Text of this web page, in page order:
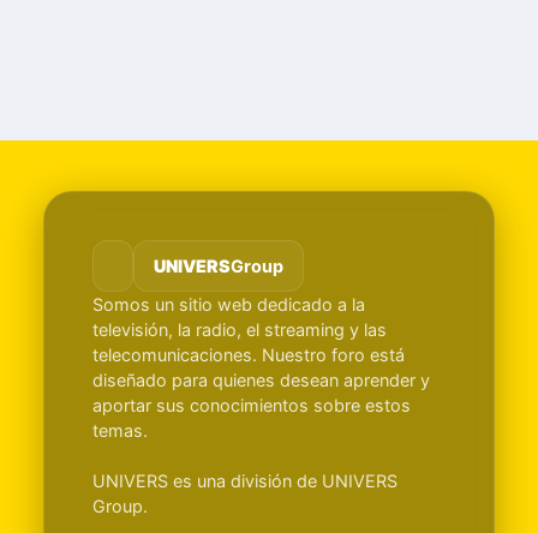
UNIVERSGroup
Somos un sitio web dedicado a la
televisión, la radio, el streaming y las
telecomunicaciones. Nuestro foro está
diseñado para quienes desean aprender y
aportar sus conocimientos sobre estos
temas.
UNIVERS es una división de UNIVERS
Group.